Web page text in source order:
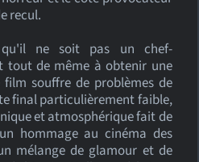
recul.
qu'il ne soit pas un chef-
tout de même à obtenir une
film souffre de problèmes de
final particulièrement faible,
et atmosphérique fait de
hommage au cinéma des
mélange de glamour et de